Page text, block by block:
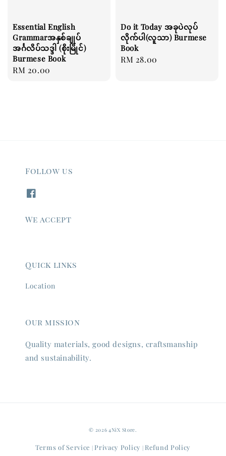
Essential English
Grammarအနှစ်ချုပ်
အင်္ဂလိပ်သဒ္ဒါ (စိုးမြိုင်)
Burmese Book
Regular
RM 20.00
Do it Today အခုပဲလုပ်
လိုက်ပါ(လူသာ) Burmese
Book
Regular
RM 28.00
Follow us
We accept
Quick links
Location
Our mission
Quality materials, good designs, craftsmanship
and sustainability.
© 2026 4NiX Store.
Terms of Service Privacy Policy Refund Policy